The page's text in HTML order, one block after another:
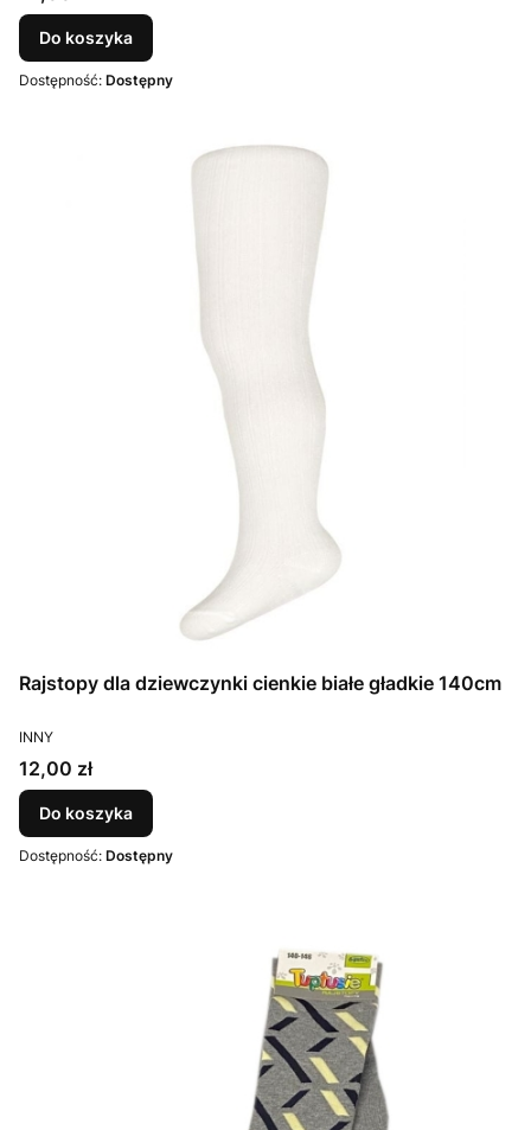
Do koszyka
Dostępność: Dostępny
Rajstopy dla dziewczynki cienkie białe gładkie 140cm
PRODUCENT
INNY
Cena
12,00 zł
Do koszyka
Dostępność: Dostępny